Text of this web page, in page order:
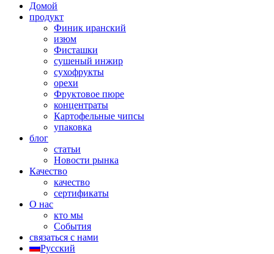
Домой
продукт
Финик иранский
изюм
Фисташки
сушеный инжир
сухофрукты
орехи
Фруктовое пюре
концентраты
Картофельные чипсы
упаковка
блог
статьи
Новости рынка
Качество
качество
сертификаты
О нас
кто мы
События
связаться с нами
Русский